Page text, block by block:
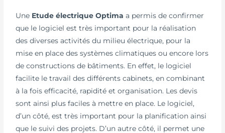
Une Etude électrique Optima a permis de confirmer
que le logiciel est très important pour la réalisation
des diverses activités du milieu électrique, pour la
mise en place des systèmes climatiques ou encore lors
de constructions de bâtiments. En effet, le logiciel
facilite le travail des différents cabinets, en combinant
à la fois efficacité, rapidité et organisation. Les devis
sont ainsi plus faciles à mettre en place. Le logiciel,
d’un côté, est très important pour la planification ainsi
que le suivi des projets. D’un autre côté, il permet une